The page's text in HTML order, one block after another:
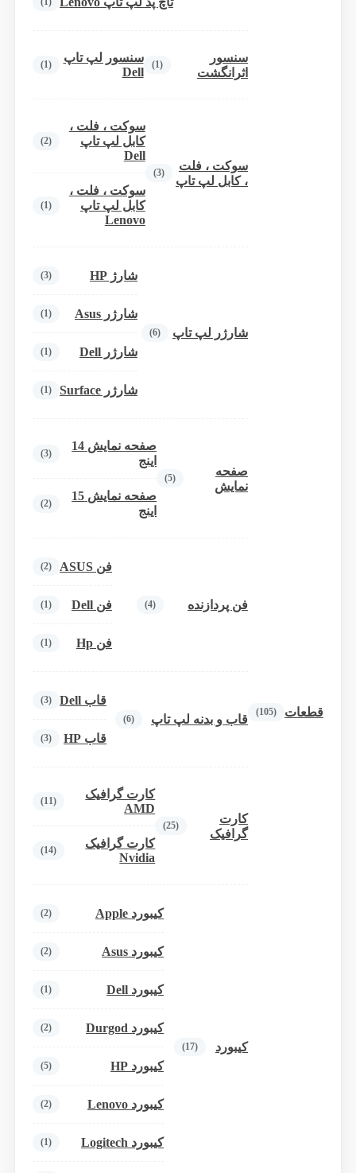
قطعات (105)
سنسور
اثرانگشت
(1)
سنسور لپ تاپ
Dell
(1)
سوکت ، فلت
، کابل لپ تاپ
(3)
سوکت ، فلت ،
کابل لپ تاپ
Dell
(2)
سوکت ، فلت ،
کابل لپ تاپ
Lenovo
(1)
شارژر لپ تاپ (6)
شارژ HP (3)
شارژر Asus (1)
شارژر Dell (1)
شارژر Surface (1)
صفحه
نمایش
(5)
صفحه نمایش 14
اینج
(3)
صفحه نمایش 15
اینج
(2)
فن پردازنده (4)
فن ASUS (2)
فن Dell (1)
فن Hp (1)
قاب و بدنه لپ تاپ (6)
قاب Dell (3)
قاب HP (3)
کارت
گرافیک
(25)
کارت گرافیک
AMD
(11)
کارت گرافیک
Nvidia
(14)
کیبورد (17)
کیبورد Apple (2)
کیبورد Asus (2)
کیبورد Dell (1)
کیبورد Durgod (2)
کیبورد HP (5)
کیبورد Lenovo (2)
کیبورد Logitech (1)